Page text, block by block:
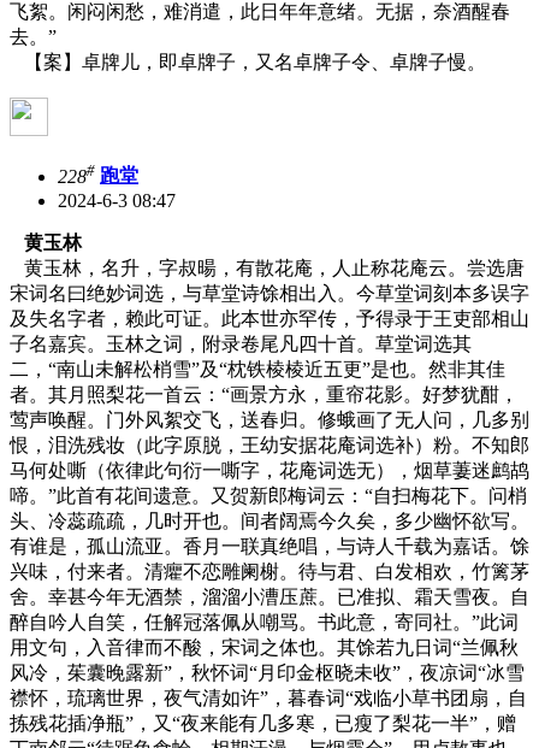
飞絮。闲闷闲愁，难消遣，此日年年意绪。无据，奈酒醒春
去。”
【案】卓牌儿，即卓牌子，又名卓牌子令、卓牌子慢。
228# 跑堂
2024-6-3 08:47
黄玉林
黄玉林，名升，字叔暘，有散花庵，人止称花庵云。尝选唐
宋词名曰绝妙词选，与草堂诗馀相出入。今草堂词刻本多误字
及失名字者，赖此可证。此本世亦罕传，予得录于王吏部相山
子名嘉宾。玉林之词，附录卷尾凡四十首。草堂词选其
二，“南山未解松梢雪”及“枕铁棱棱近五更”是也。然非其佳
者。其月照梨花一首云：“画景方永，重帘花影。好梦犹酣，
莺声唤醒。门外风絮交飞，送春归。修蛾画了无人问，几多别
恨，泪洗残妆（此字原脱，王幼安据花庵词选补）粉。不知郎
马何处嘶（依律此句衍一嘶字，花庵词选无），烟草萋迷鹧鸪
啼。”此首有花间遗意。又贺新郎梅词云：“自扫梅花下。问梢
头、冷蕊疏疏，几时开也。间者阔焉今久矣，多少幽怀欲写。
有谁是，孤山流亚。香月一联真绝唱，与诗人千载为嘉话。馀
兴味，付来者。清癯不恋雕阑榭。待与君、白发相欢，竹篱茅
舍。幸甚今年无酒禁，溜溜小漕压蔗。已准拟、霜天雪夜。自
醉自吟人自笑，任解冠落佩从嘲骂。书此意，寄同社。”此词
用文句，入音律而不酸，宋词之体也。其馀若九日词“兰佩秋
风冷，茱囊晚露新”，秋怀词“月印金枢晓未收”，夜凉词“冰雪
襟怀，琉璃世界，夜气清如许”，暮春词“戏临小草书团扇，自
拣残花插净瓶”，又“夜来能有几多寒，已瘦了梨花一半”，赠